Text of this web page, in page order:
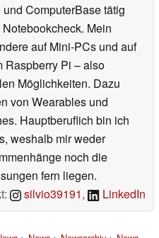
ComputerBase tätig
Mein
auf Mini-PCs und auf
Raspberry Pi – also
Möglichkeiten. Dazu
von Wearables und
Hauptberuflich bin ich
weshalb mir weder
noch die
fern liegen.
silvio39191, LinkedIn